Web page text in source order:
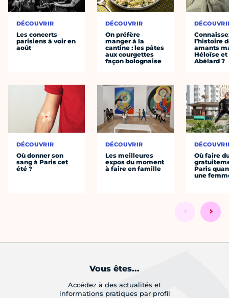
DÉCOUVRIR
Les concerts
parisiens à voir en
août
DÉCOUVRIR
Où donner son
sang à Paris cet
été ?
DÉCOUVRIR
On préfère
manger à la
cantine : les pâtes
aux courgettes
façon bolognaise
DÉCOUVRIR
Les meilleures
expos du moment
à faire en famille
l’histoire
amants
Héloïse et
Abélard ?
Où faire
Paris
une
Vous êtes...
Accédez à des actualités et
informations pratiques par profil